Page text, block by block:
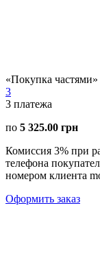
«Покупка
3
3 платежа
по 5 325.00 грн
Комиссия 3% при
телефона
номером клиента
Оформить заказ